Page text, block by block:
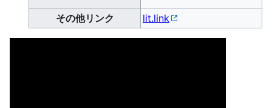
その他リンク lit.link